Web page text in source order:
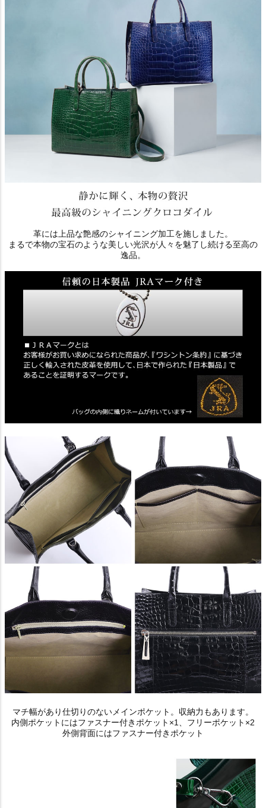
革には上品な艶感のシャイニング加工を施しました。
まるで本物の宝石のような美しい光沢が人々を魅了し続ける至高の
逸品。
マチ幅があり仕切りのないメインポケット。収納力もあります。
内側ポケットにはファスナー付きポケット×1、フリーポケット×2
外側背面にはファスナー付きポケット